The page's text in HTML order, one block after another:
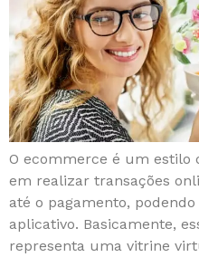
O ecommerce é um estilo
em realizar transações
até o pagamento,
aplicativo. Basicamente,
representa uma vitrine